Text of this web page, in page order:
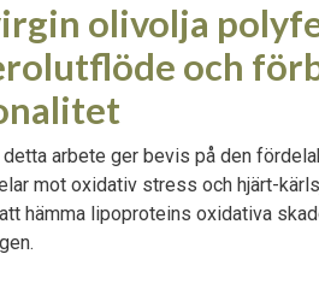
olivolja
och
detta arbete ger bevis på den
mot oxidativ stress och hjärt-
hämma lipoproteins oxidativa